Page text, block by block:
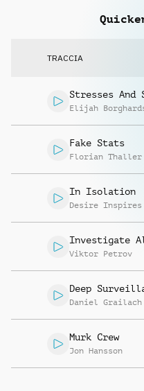
TRACCIA
Stresses And
Elijah
Fake Stats
Florian Thaller
In Isolation
Desire Inspires
Investigate
Viktor Petrov
Deep
Daniel Grailach
Murk Crew
Jon Hansson